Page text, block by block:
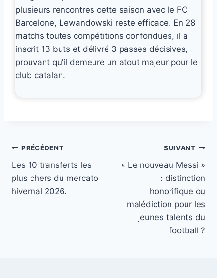
plusieurs rencontres cette saison avec le FC
Barcelone, Lewandowski reste efficace. En 28
matchs toutes compétitions confondues, il a
inscrit 13 buts et délivré 3 passes décisives,
prouvant qu’il demeure un atout majeur pour le
club catalan.
Navigation
de
l’article
PRÉCÉDENT
Les 10 transferts les
plus chers du mercato
hivernal 2026.
SUIVANT
« Le nouveau Messi »
: distinction
honorifique ou
malédiction pour les
jeunes talents du
football ?